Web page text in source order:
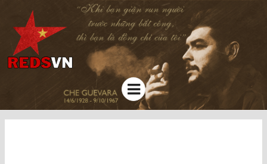
Kênh chia sẻ tri thức cộng đồng
Menu